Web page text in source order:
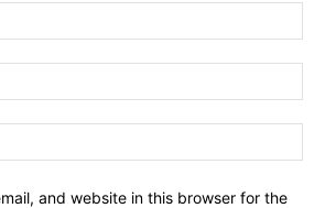
and website in this browser for the